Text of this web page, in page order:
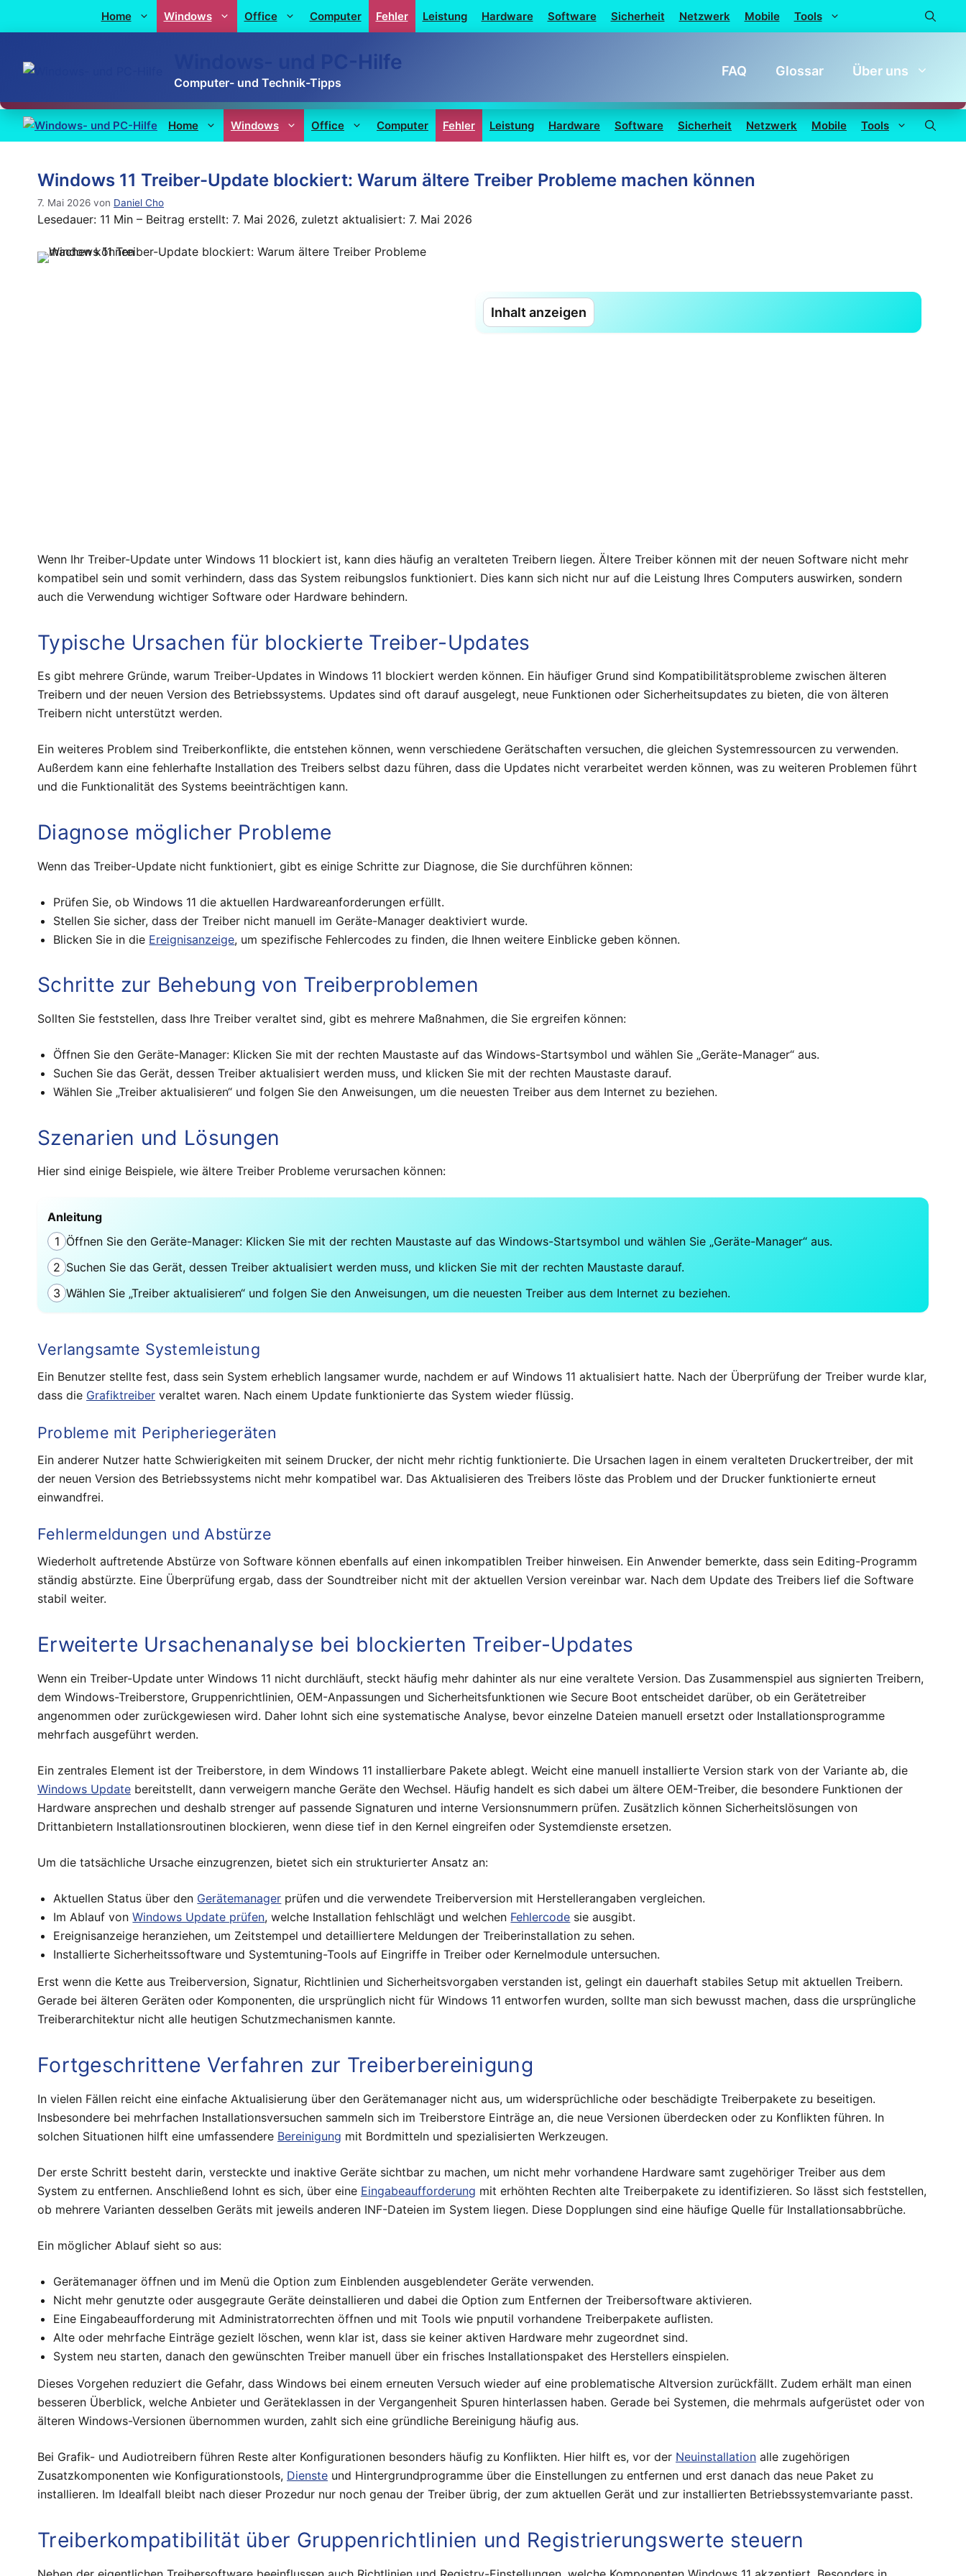
Home Windows Office Computer Fehler Leistung Hardware Software Sicherheit Netzwerk Mobile Tools
Windows- und PC-Hilfe
Computer- und Technik-Tipps
FAQ Glossar Über uns
Home Windows Office Computer Fehler Leistung Hardware Software Sicherheit Netzwerk Mobile Tools
Windows 11 Treiber-Update blockiert: Warum ältere Treiber Probleme machen können
7. Mai 2026 von Daniel Cho
Lesedauer: 11 Min – Beitrag erstellt: 7. Mai 2026, zuletzt aktualisiert: 7. Mai 2026
Inhalt anzeigen
Wenn Ihr Treiber-Update unter Windows 11 blockiert ist, kann dies häufig an veralteten Treibern liegen. Ältere Treiber können mit der neuen Software nicht mehr
kompatibel sein und somit verhindern, dass das System reibungslos funktioniert. Dies kann sich nicht nur auf die Leistung Ihres Computers auswirken, sondern
auch die Verwendung wichtiger Software oder Hardware behindern.
Typische Ursachen für blockierte Treiber-Updates
Es gibt mehrere Gründe, warum Treiber-Updates in Windows 11 blockiert werden können. Ein häufiger Grund sind Kompatibilitätsprobleme zwischen älteren
Treibern und der neuen Version des Betriebssystems. Updates sind oft darauf ausgelegt, neue Funktionen oder Sicherheitsupdates zu bieten, die von älteren
Treibern nicht unterstützt werden.
Ein weiteres Problem sind Treiberkonflikte, die entstehen können, wenn verschiedene Gerätschaften versuchen, die gleichen Systemressourcen zu verwenden.
Außerdem kann eine fehlerhafte Installation des Treibers selbst dazu führen, dass die Updates nicht verarbeitet werden können, was zu weiteren Problemen führt
und die Funktionalität des Systems beeinträchtigen kann.
Diagnose möglicher Probleme
Wenn das Treiber-Update nicht funktioniert, gibt es einige Schritte zur Diagnose, die Sie durchführen können:
Prüfen Sie, ob Windows 11 die aktuellen Hardwareanforderungen erfüllt.
Stellen Sie sicher, dass der Treiber nicht manuell im Geräte-Manager deaktiviert wurde.
Blicken Sie in die Ereignisanzeige, um spezifische Fehlercodes zu finden, die Ihnen weitere Einblicke geben können.
Schritte zur Behebung von Treiberproblemen
Sollten Sie feststellen, dass Ihre Treiber veraltet sind, gibt es mehrere Maßnahmen, die Sie ergreifen können:
Öffnen Sie den Geräte-Manager: Klicken Sie mit der rechten Maustaste auf das Windows-Startsymbol und wählen Sie „Geräte-Manager“ aus.
Suchen Sie das Gerät, dessen Treiber aktualisiert werden muss, und klicken Sie mit der rechten Maustaste darauf.
Wählen Sie „Treiber aktualisieren“ und folgen Sie den Anweisungen, um die neuesten Treiber aus dem Internet zu beziehen.
Szenarien und Lösungen
Hier sind einige Beispiele, wie ältere Treiber Probleme verursachen können:
Anleitung
1 Öffnen Sie den Geräte-Manager: Klicken Sie mit der rechten Maustaste auf das Windows-Startsymbol und wählen Sie „Geräte-Manager“ aus.
2 Suchen Sie das Gerät, dessen Treiber aktualisiert werden muss, und klicken Sie mit der rechten Maustaste darauf.
3 Wählen Sie „Treiber aktualisieren“ und folgen Sie den Anweisungen, um die neuesten Treiber aus dem Internet zu beziehen.
Verlangsamte Systemleistung
Ein Benutzer stellte fest, dass sein System erheblich langsamer wurde, nachdem er auf Windows 11 aktualisiert hatte. Nach der Überprüfung der Treiber wurde klar,
dass die Grafiktreiber veraltet waren. Nach einem Update funktionierte das System wieder flüssig.
Probleme mit Peripheriegeräten
Ein anderer Nutzer hatte Schwierigkeiten mit seinem Drucker, der nicht mehr richtig funktionierte. Die Ursachen lagen in einem veralteten Druckertreiber, der mit
der neuen Version des Betriebssystems nicht mehr kompatibel war. Das Aktualisieren des Treibers löste das Problem und der Drucker funktionierte erneut
einwandfrei.
Fehlermeldungen und Abstürze
Wiederholt auftretende Abstürze von Software können ebenfalls auf einen inkompatiblen Treiber hinweisen. Ein Anwender bemerkte, dass sein Editing-Programm
ständig abstürzte. Eine Überprüfung ergab, dass der Soundtreiber nicht mit der aktuellen Version vereinbar war. Nach dem Update des Treibers lief die Software
stabil weiter.
Erweiterte Ursachenanalyse bei blockierten Treiber-Updates
Wenn ein Treiber-Update unter Windows 11 nicht durchläuft, steckt häufig mehr dahinter als nur eine veraltete Version. Das Zusammenspiel aus signierten Treibern,
dem Windows-Treiberstore, Gruppenrichtlinien, OEM-Anpassungen und Sicherheitsfunktionen wie Secure Boot entscheidet darüber, ob ein Gerätetreiber
angenommen oder zurückgewiesen wird. Daher lohnt sich eine systematische Analyse, bevor einzelne Dateien manuell ersetzt oder Installationsprogramme
mehrfach ausgeführt werden.
Ein zentrales Element ist der Treiberstore, in dem Windows 11 installierbare Pakete ablegt. Weicht eine manuell installierte Version stark von der Variante ab, die
Windows Update bereitstellt, dann verweigern manche Geräte den Wechsel. Häufig handelt es sich dabei um ältere OEM-Treiber, die besondere Funktionen der
Hardware ansprechen und deshalb strenger auf passende Signaturen und interne Versionsnummern prüfen. Zusätzlich können Sicherheitslösungen von
Drittanbietern Installationsroutinen blockieren, wenn diese tief in den Kernel eingreifen oder Systemdienste ersetzen.
Um die tatsächliche Ursache einzugrenzen, bietet sich ein strukturierter Ansatz an:
Aktuellen Status über den Gerätemanager prüfen und die verwendete Treiberversion mit Herstellerangaben vergleichen.
Im Ablauf vonWindows Update prüfen, welche Installation fehlschlägt und welchen Fehlercode sie ausgibt.
Ereignisanzeige heranziehen, um Zeitstempel und detailliertere Meldungen der Treiberinstallation zu sehen.
Installierte Sicherheitssoftware und Systemtuning-Tools auf Eingriffe in Treiber oder Kernelmodule untersuchen.
Erst wenn die Kette aus Treiberversion, Signatur, Richtlinien und Sicherheitsvorgaben verstanden ist, gelingt ein dauerhaft stabiles Setup mit aktuellen Treibern.
Gerade bei älteren Geräten oder Komponenten, die ursprünglich nicht für Windows 11 entworfen wurden, sollte man sich bewusst machen, dass die ursprüngliche
Treiberarchitektur nicht alle heutigen Schutzmechanismen kannte.
Fortgeschrittene Verfahren zur Treiberbereinigung
In vielen Fällen reicht eine einfache Aktualisierung über den Gerätemanager nicht aus, um widersprüchliche oder beschädigte Treiberpakete zu beseitigen.
Insbesondere bei mehrfachen Installationsversuchen sammeln sich im Treiberstore Einträge an, die neue Versionen überdecken oder zu Konflikten führen. In
solchen Situationen hilft eine umfassendere Bereinigung mit Bordmitteln und spezialisierten Werkzeugen.
Der erste Schritt besteht darin, versteckte und inaktive Geräte sichtbar zu machen, um nicht mehr vorhandene Hardware samt zugehöriger Treiber aus dem
System zu entfernen. Anschließend lohnt es sich, über eine Eingabeaufforderung mit erhöhten Rechten alte Treiberpakete zu identifizieren. So lässt sich feststellen,
ob mehrere Varianten desselben Geräts mit jeweils anderen INF-Dateien im System liegen. Diese Dopplungen sind eine häufige Quelle für Installationsabbrüche.
Ein möglicher Ablauf sieht so aus:
Gerätemanager öffnen und im Menü die Option zum Einblenden ausgeblendeter Geräte verwenden.
Nicht mehr genutzte oder ausgegraute Geräte deinstallieren und dabei die Option zum Entfernen der Treibersoftware aktivieren.
Eine Eingabeaufforderung mit Administratorrechten öffnen und mit Tools wie pnputil vorhandene Treiberpakete auflisten.
Alte oder mehrfache Einträge gezielt löschen, wenn klar ist, dass sie keiner aktiven Hardware mehr zugeordnet sind.
System neu starten, danach den gewünschten Treiber manuell über ein frisches Installationspaket des Herstellers einspielen.
Dieses Vorgehen reduziert die Gefahr, dass Windows bei einem erneuten Versuch wieder auf eine problematische Altversion zurückfällt. Zudem erhält man einen
besseren Überblick, welche Anbieter und Geräteklassen in der Vergangenheit Spuren hinterlassen haben. Gerade bei Systemen, die mehrmals aufgerüstet oder von
älteren Windows-Versionen übernommen wurden, zahlt sich eine gründliche Bereinigung häufig aus.
Bei Grafik- und Audiotreibern führen Reste alter Konfigurationen besonders häufig zu Konflikten. Hier hilft es, vor der Neuinstallation alle zugehörigen
Zusatzkomponenten wie Konfigurationstools, Dienste und Hintergrundprogramme über die Einstellungen zu entfernen und erst danach das neue Paket zu
installieren. Im Idealfall bleibt nach dieser Prozedur nur noch genau der Treiber übrig, der zum aktuellen Gerät und zur installierten Betriebssystemvariante passt.
Treiberkompatibilität über Gruppenrichtlinien und Registrierungswerte steuern